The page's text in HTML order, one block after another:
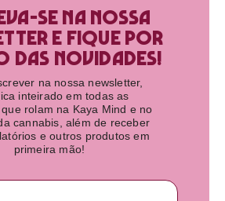
se na nossa
e fique por
das novidades!​
na nossa newsletter,
inteirado em todas as
rolam na Kaya Mind e no
cannabis, além de receber
e outros produtos em
primeira mão!